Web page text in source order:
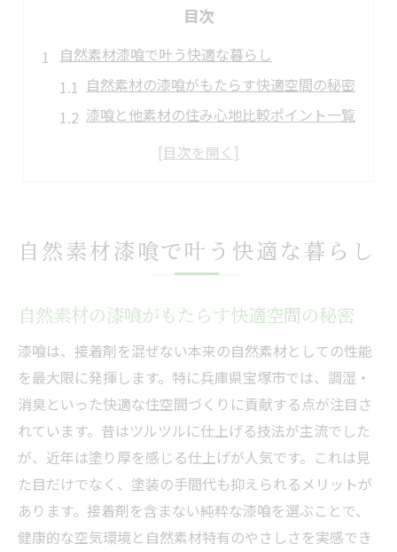
目次
自然素材漆喰で叶う快適な暮らし
自然素材の漆喰がもたらす快適空間の秘密
漆喰と他素材の住み心地比較ポイント一覧
毎日の暮らしを彩る漆喰の調湿効果とは
漆喰施工で住まいの魅力を再発見
漆喰施工が住まいの印象を変える理由
自然素材漆喰で叶うデザインの幅広さ
漆喰施工で得られる快適性アップの秘訣
漆喰リフォーム事例で見る魅力の変化
厚みを感じる漆喰仕上げの新トレンド
厚み演出が人気の漆喰仕上げ最新事情
漆喰の塗り厚と美しさの関係を徹底解説
塗り厚別・漆喰仕上げスタイル比較表
手間代を抑える漆喰塗り方のポイント
自然素材漆喰で叶う快適な暮らし
自然素材の漆喰がもたらす快適空間の秘密
漆喰は、接着剤を混ぜない本来の自然素材としての性能
を最大限に発揮します。特に兵庫県宝塚市では、調湿・
消臭といった快適な住空間づくりに貢献する点が注目さ
れています。昔はツルツルに仕上げる技法が主流でした
が、近年は塗り厚を感じる仕上げが人気です。これは見
た目だけでなく、塗装の手間代も抑えられるメリットが
あります。接着剤を含まない純粋な漆喰を選ぶことで、
健康的な空気環境と自然素材特有のやさしさを実感でき